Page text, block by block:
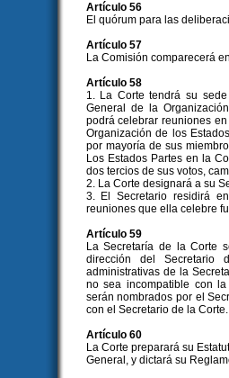
Artículo 56
El quórum para las
Artículo 57
La Comisión comparecerá
Artículo 58
1. La Corte tendrá su
General de la
podrá celebrar reuniones
Organización de los
por mayoría de sus
Los Estados Partes en la
dos tercios de sus votos,
2. La Corte designará a su
3. El Secretario residirá
reuniones que ella celebre
Artículo 59
La Secretaría de la Corte
dirección del
administrativas de la
no sea incompatible con
serán nombrados por el
con el Secretario de la Corte.
Artículo 60
La Corte preparará su
General, y dictará su